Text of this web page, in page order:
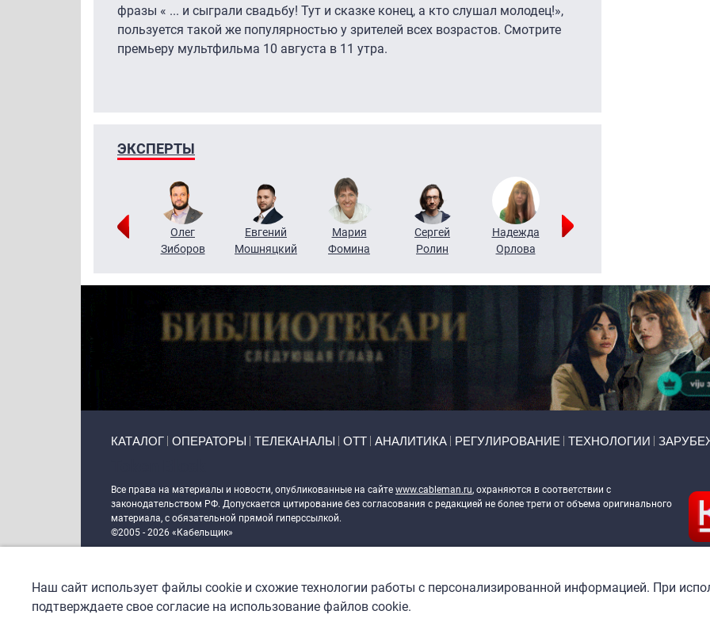
фразы « ... и сыграли свадьбу! Тут и сказке конец, а кто слушал молодец!»,
пользуется такой же популярностью у зрителей всех возрастов. Смотрите
премьеру мультфильма 10 августа в 11 утра.
ЭКСПЕРТЫ
Григорий
Олег
Зиборов
Евгений
Мошняцкий
Мария
Фомина
Сергей
Ролин
Надежда
Орлова
КАТАЛОГ ОПЕРАТОРЫ ТЕЛЕКАНАЛЫ ОТТ АНАЛИТИКА РЕГУЛИРОВАНИЕ ТЕХНОЛОГИИ
Все права на материалы и новости, опубликованные на сайте www.cableman.ru, охраняются в соответствии с
законодательством РФ. Допускается цитирование без согласования с редакцией не более трети от объема оригинального
материала, с обязательной прямой гиперссылкой.
©2005 - 2026 «Кабельщик»
DrupalCoder — поддержка сайта c 2017 года
Наш сайт использует файлы cookie и схожие технологии работы с персонализированной информацией. При
подтверждаете свое согласие на использование файлов cookie.